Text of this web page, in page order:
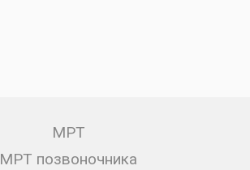
МРТ
МРТ позвоночника